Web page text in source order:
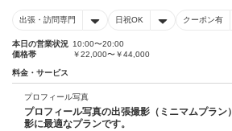
出張・訪問専門 日祝OK クーポン有
本日の営業状況 10:00〜20:00
価格帯
￥22,000〜￥44,000
料金・サービス
プロフィール写真
プロフィール写真の出張撮影（ミニマムプラ
影に最適なプランです。